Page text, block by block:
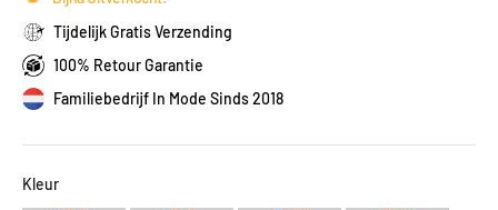
Tijdelijk Gratis Verzending
100% Retour Garantie
Familiebedrijf In Mode Sinds 2018
KleurKleur